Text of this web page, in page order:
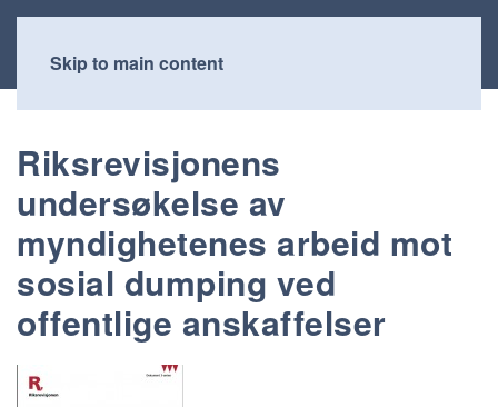
Skip to main content
Riksrevisjonens
undersøkelse av
myndighetenes arbeid mot
sosial dumping ved
offentlige anskaffelser